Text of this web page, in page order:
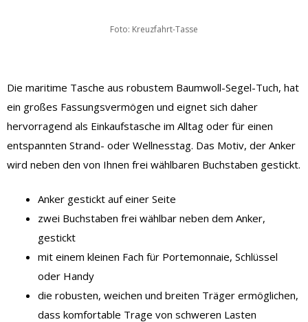
Foto: Kreuzfahrt-Tasse
Die maritime Tasche aus robustem Baumwoll-Segel-Tuch, hat
ein großes Fassungsvermögen und eignet sich daher
hervorragend als Einkaufstasche im Alltag oder für einen
entspannten Strand- oder Wellnesstag. Das Motiv, der Anker
wird neben den von Ihnen frei wählbaren Buchstaben gestickt.
Anker gestickt auf einer Seite
zwei Buchstaben frei wählbar neben dem Anker,
gestickt
mit einem kleinen Fach für Portemonnaie, Schlüssel
oder Handy
die robusten, weichen und breiten Träger ermöglichen,
dass komfortable Trage von schweren Lasten